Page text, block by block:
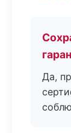
Да,